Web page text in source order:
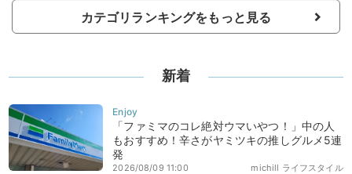
カテゴリランキングをもっと見る
新着
「ファミマのコレ絶対ウマいやつ！」中の人
もおすすめ！辛さがヤミツキの推しグルメ5連
発
michill ライフスタイル
2026/08/09 11:00